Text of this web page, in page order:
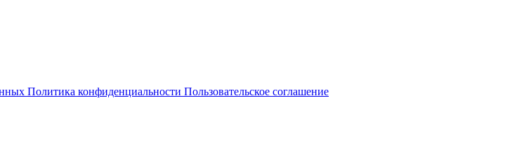
Политика конфиденциальности Пользовательское соглашение